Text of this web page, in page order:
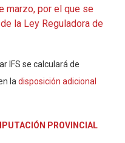
marzo, por el que se
la Ley Reguladora de
IFS se calculará de
la disposición adicional
PROVINCIAL